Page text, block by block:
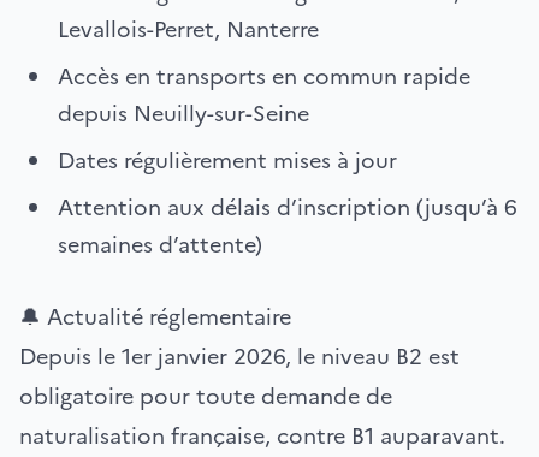
Levallois-Perret, Nanterre
Accès en transports en commun rapide
depuis Neuilly-sur-Seine
Dates régulièrement mises à jour
Attention aux délais d’inscription (jusqu’à 6
semaines d’attente)
🔔 Actualité réglementaire
Depuis le 1er janvier 2026, le niveau B2 est
obligatoire pour toute demande de
naturalisation française, contre B1 auparavant.